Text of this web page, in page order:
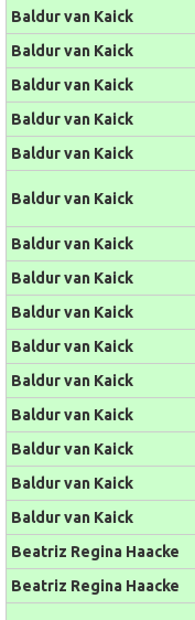
Baldur van Kaick
Baldur van Kaick
Baldur van Kaick
Baldur van Kaick
Baldur van Kaick
Baldur van Kaick
Baldur van Kaick
Baldur van Kaick
Baldur van Kaick
Baldur van Kaick
Baldur van Kaick
Baldur van Kaick
Baldur van Kaick
Baldur van Kaick
Baldur van Kaick
Beatriz Regina Haacke
Beatriz Regina Haacke